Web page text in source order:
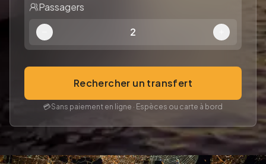
Passagers
2
Rechercher un transfert
💳Sans paiement en ligne · Espèces ou carte à bord